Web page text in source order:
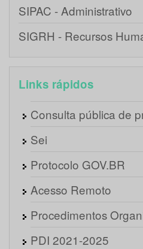
SIPAC - Administrativo
SIGRH - Recursos
Links rápidos
Consulta pública de
Sei
Protocolo GOV.BR
Acesso Remoto
Procedimentos
PDI 2021-2025